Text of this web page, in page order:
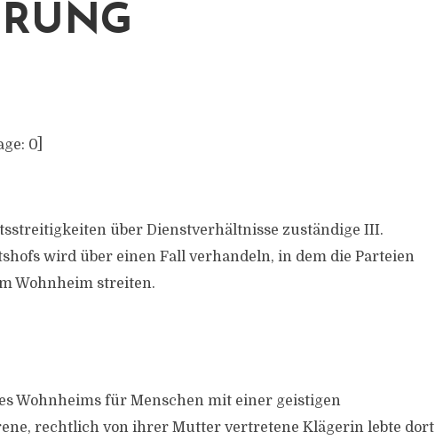
0
über Dienstverhältnisse zuständige III.
wird über einen Fall verhandeln, in dem die Parteien
Wohnheim streiten.
Wohnheims für Menschen mit einer geistigen
rechtlich von ihrer Mutter vertretene Klägerin lebte dort